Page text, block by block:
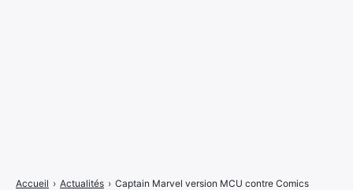
Accueil › Actualités › Captain Marvel version MCU contre Comics